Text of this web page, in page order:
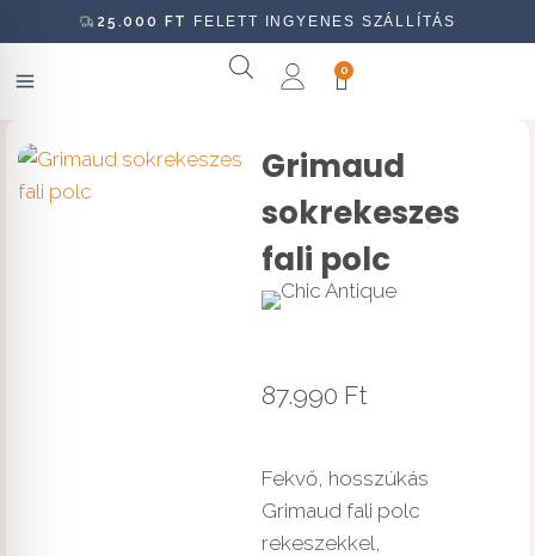
25.000 FT FELETT INGYENES SZÁLLÍTÁS
0
Grimaud
sokrekeszes
fali polc
87.990 Ft
Fekvő, hosszúkás
Grimaud fali polc
rekeszekkel,